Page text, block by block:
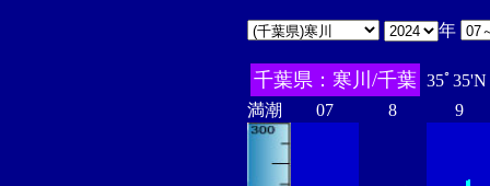
年
千葉県：寒川/千葉 35ﾟ
満潮
07 8 9